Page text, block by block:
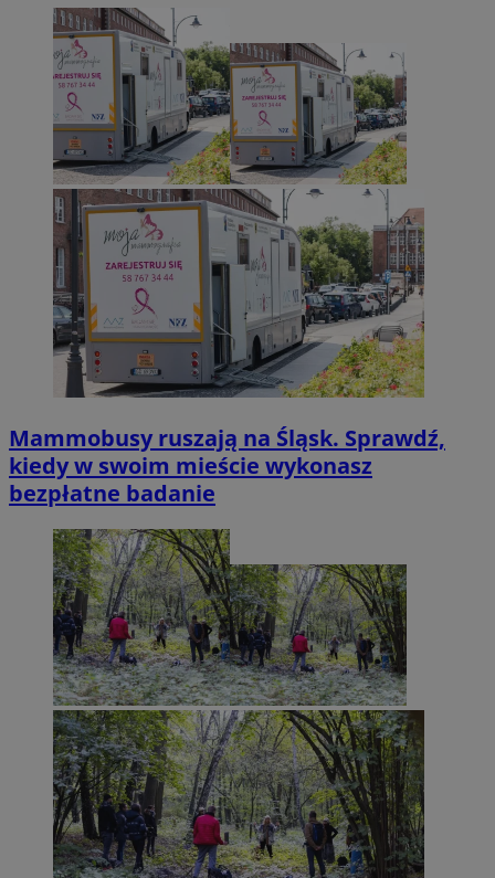
Mammobusy ruszają na Śląsk. Sprawdź,
kiedy w swoim mieście wykonasz
bezpłatne badanie